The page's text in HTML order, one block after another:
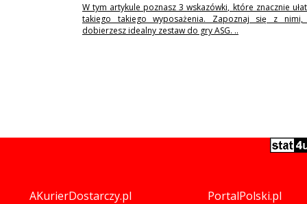
W tym artykule poznasz 3 wskazówki, które znacznie
takiego takiego wyposażenia. Zapoznaj się z
dobierzesz idealny zestaw do gry ASG. ..
AKurierDostarczy.pl PortalPolski.pl